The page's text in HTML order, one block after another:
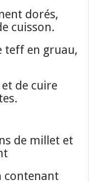
dorés,
cuisson.
teff en gruau,
de cuire
de millet et
contenant